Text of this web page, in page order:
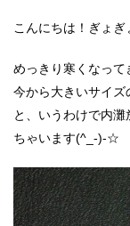
こんにちは！ぎょ
めっきり寒くなって
今から大きいサイ
と、いうわけで内
ちゃいます(^_-)-☆